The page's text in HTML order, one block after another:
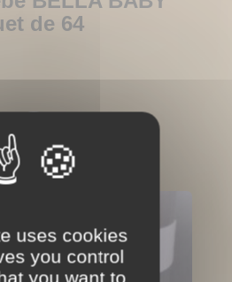
de 64
uses cookies
you control
you want to